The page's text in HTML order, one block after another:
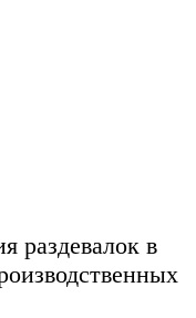
раздевалок в